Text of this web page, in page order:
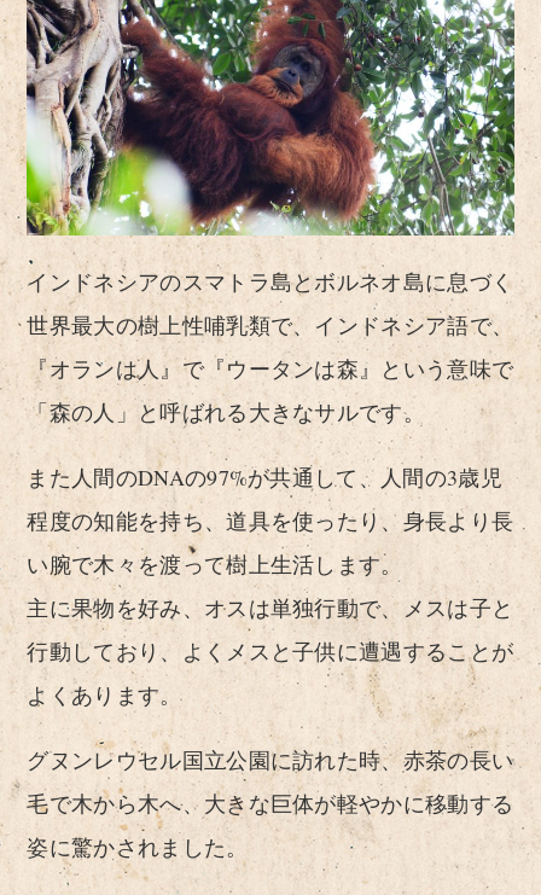
インドネシアのスマトラ島とボルネオ島に息づく
世界最大の樹上性哺乳類で、インドネシア語で、
『オランは人』で『ウータンは森』という意味で
「森の人」と呼ばれる大きなサルです。
また人間のDNAの97%が共通して、人間の3歳児
程度の知能を持ち、道具を使ったり、身長より長
い腕で木々を渡って樹上生活します。
主に果物を好み、オスは単独行動で、メスは子と
行動しており、よくメスと子供に遭遇することが
よくあります。
グヌンレウセル国立公園に訪れた時、赤茶の長い
毛で木から木へ、大きな巨体が軽やかに移動する
姿に驚かされました。